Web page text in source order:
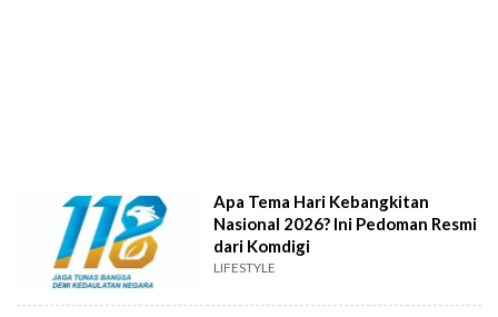
Apa Tema Hari Kebangkitan
Nasional 2026? Ini Pedoman Resmi
dari Komdigi
LIFESTYLE